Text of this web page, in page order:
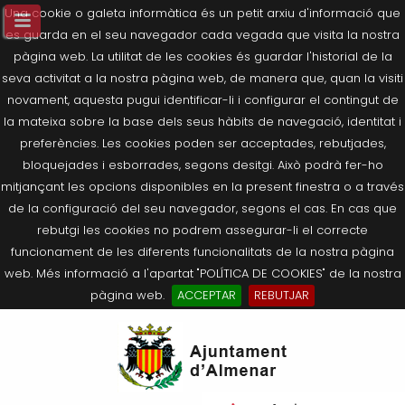
Una cookie o galeta informàtica és un petit arxiu d'informació que
es guarda en el seu navegador cada vegada que visita la nostra
pàgina web. La utilitat de les cookies és guardar l'historial de la
seva activitat a la nostra pàgina web, de manera que, quan la visiti
novament, aquesta pugui identificar-li i configurar el contingut de
la mateixa sobre la base dels seus hàbits de navegació, identitat i
preferències. Les cookies poden ser acceptades, rebutjades,
bloquejades i esborrades, segons desitgi. Això podrà fer-ho
mitjançant les opcions disponibles en la present finestra o a través
de la configuració del seu navegador, segons el cas. En cas que
rebutgi les cookies no podrem assegurar-li el correcte
funcionament de les diferents funcionalitats de la nostra pàgina
web. Més informació a l'apartat "POLÍTICA DE COOKIES" de la nostra
pàgina web.
ACCEPTAR
REBUTJAR
Salutació de l’Alcaldessa
Composició Consistori
Agricultura, Ramaderia i Medi
Què és la Seu Electrònica?
Últimes publicacions